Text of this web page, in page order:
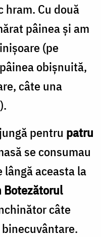
hram. Cu două
pâinea şi am
(pe
obișnuită,
câte una
pentru patru
se consumau
lângă aceasta la
câte